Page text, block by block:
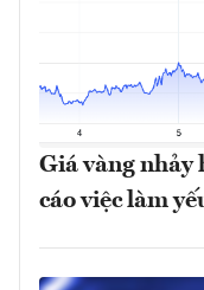
Giá vàng nhảy
cáo việc làm